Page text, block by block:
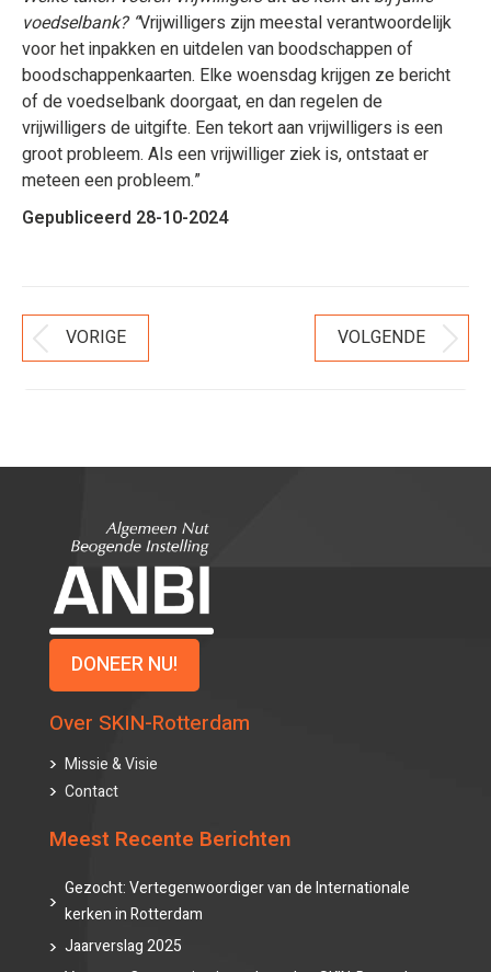
voedselbank? “Vrijwilligers zijn meestal verantwoordelijk
voor het inpakken en uitdelen van boodschappen of
boodschappenkaarten. Elke woensdag krijgen ze bericht
of de voedselbank doorgaat, en dan regelen de
vrijwilligers de uitgifte. Een tekort aan vrijwilligers is een
groot probleem. Als een vrijwilliger ziek is, ontstaat er
meteen een probleem.”
Gepubliceerd 28-10-2024
Bericht
Navigatie
VORIGE
bericht
VOLGENDE Volgend
bericht
DONEER NU!
Over SKIN-Rotterdam
Missie & Visie
Contact
Meest Recente Berichten
Gezocht: Vertegenwoordiger van de Internationale
kerken in Rotterdam
Jaarverslag 2025